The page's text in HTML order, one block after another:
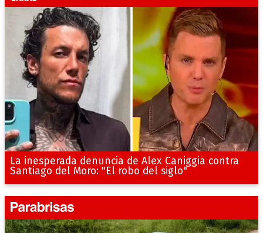
La inesperada denuncia de Alex Caniggia contra
Santiago del Moro: "El robo del siglo"